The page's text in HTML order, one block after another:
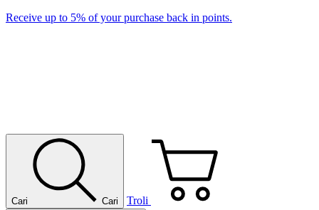
Receive up to 5% of your purchase back in points.
Cari Cari Troli